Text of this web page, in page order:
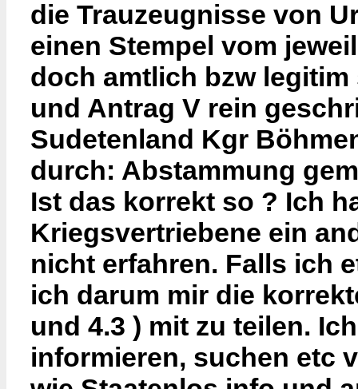
die Trauzeugnisse von
einen Stempel vom
doch amtlich bzw
und Antrag V rein
Sudetenland Kgr
durch: Abstammung
Ist das korrekt so ? Ich
Kriegsvertriebene ein
nicht erfahren. Falls ich
ich darum mir die
und 4.3 ) mit zu teilen.
informieren, suchen etc